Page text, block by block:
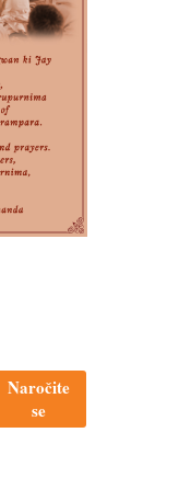
Naročite
se